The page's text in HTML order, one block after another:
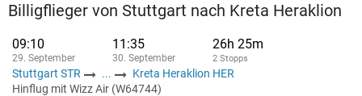
Billigflieger von Stuttgart nach Kreta Heraklion
09:10
29. September
11:35
30. September
26h 25m
2 Stopps
Stuttgart STR ...
Kreta Heraklion HER
Hinflug mit Wizz Air (W64744)